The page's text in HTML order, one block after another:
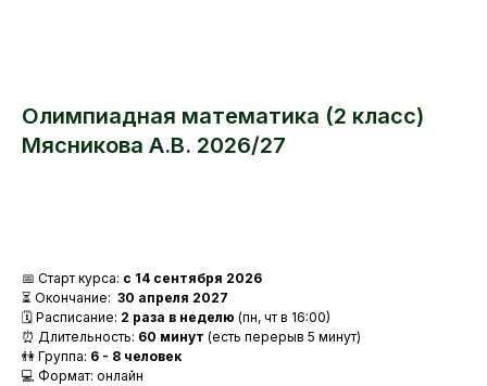
Олимпиадная математика (2 класс)
Мясникова А.В. 2026/27
📅 Старт курса: с 14 сентября 2026
⏳ Окончание: 30 апреля 2027
🗓 Расписание: 2 раза в неделю (пн, чт в 16:00)
⏰ Длительность: 60 минут (есть перерыв 5 минут)
👫 Группа: 6 - 8 человек
💻 Формат: онлайн